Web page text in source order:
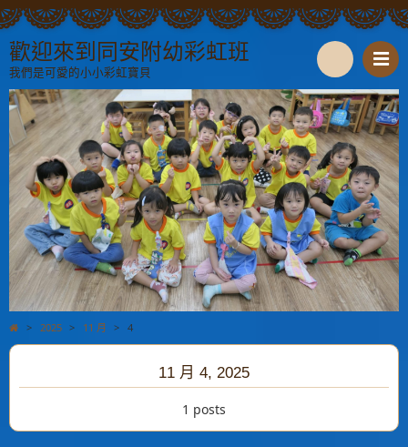
歡迎來到同安附幼彩虹班
我們是可愛的小小彩虹寶貝
S
e
a
r
c
h
> 2025 > 11 月 > 4
11 月 4, 2025
1 posts